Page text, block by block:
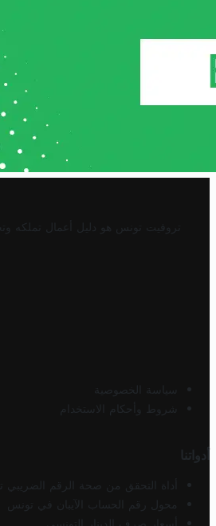
تروفيت تونس هو دليل أعمال تملكه
سياسة الخصوصية
شروط وأحكام الاستخدام
أدواتنا
أداة التحقق من صحة الرقم الضريبي
محول رقم الحساب الآيبان في تونس